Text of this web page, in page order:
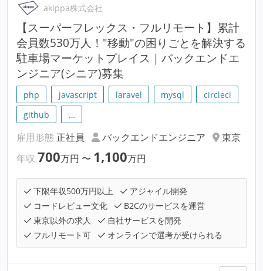
akippa株式会社
【スーパーフレックス・フルリモート】累計
会員数530万人！"移動"の困りごとを解決する
駐車場マーケットプレイス｜バックエンドエ
ンジニア(シニア)募集
php javascript laravel mysql
circleci
github
…
雇用形態 正社員 バックエンドエンジニア
東京
年収 700万円 〜 1,100万円
下限年収500万円以上
アジャイル開発
コードレビュー文化
B2Cのサービスを運営
東京以外の求人
自社サービスを開発
フルリモート可
オンラインで選考が受けられる